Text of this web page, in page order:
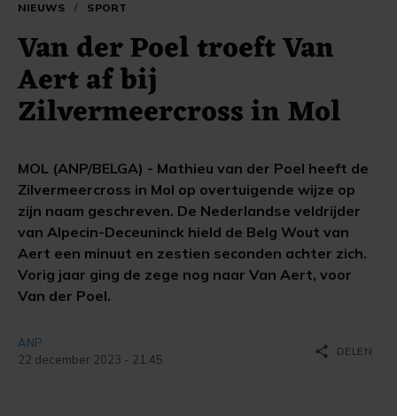
NIEUWS / SPORT
Van der Poel troeft Van
Aert af bij
Zilvermeercross in Mol
MOL (ANP/BELGA) - Mathieu van der Poel heeft de
Zilvermeercross in Mol op overtuigende wijze op
zijn naam geschreven. De Nederlandse veldrijder
van Alpecin-Deceuninck hield de Belg Wout van
Aert een minuut en zestien seconden achter zich.
Vorig jaar ging de zege nog naar Van Aert, voor
Van der Poel.
ANP
22 december 2023 - 21:45
share DELEN